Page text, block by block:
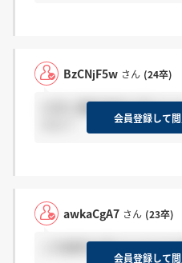
BzCNjF5w さん (24卒)
13日に最終選考を受けた
会員登録して閲
awkaCgA7 さん (23卒)
二次選考を受けたのです
会員登録して閲